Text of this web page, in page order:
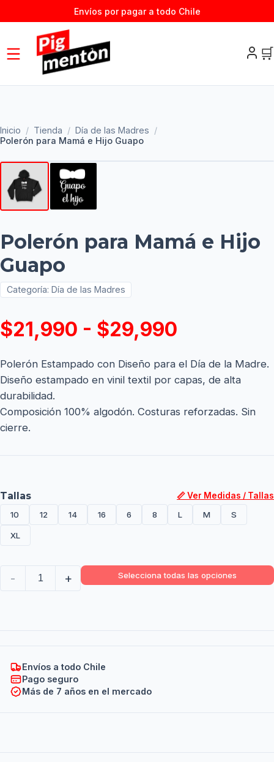
Envíos por pagar a todo Chile
🛒
Inicio / Tienda / Día de las Madres /
Polerón para Mamá e Hijo Guapo
Polerón para Mamá e Hijo
Guapo
Categoría: Día de las Madres
$21,990 - $29,990
Polerón Estampado con Diseño para el Día de la Madre.
Diseño estampado en vinil textil por capas, de alta
durabilidad.
Composición 100% algodón. Costuras reforzadas. Sin
cierre.
Tallas
📏 Ver Medidas / Tallas
10
12 14 16 6 8 L M S
XL
- + Selecciona todas las opciones
Envíos a todo Chile
Pago seguro
Más de 7 años en el mercado